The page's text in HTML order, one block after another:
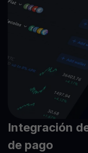
Integración
de pago